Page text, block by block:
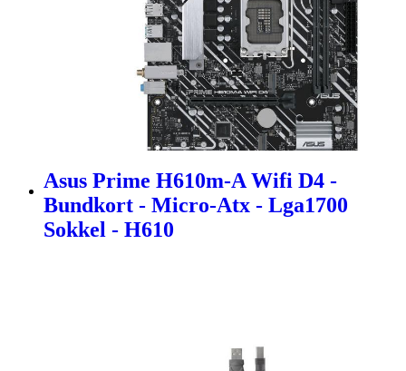
Asus Prime H610m-A Wifi D4 -
Bundkort - Micro-Atx - Lga1700
Sokkel - H610